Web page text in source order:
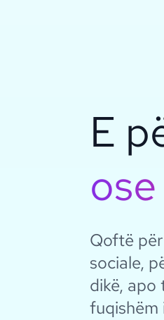
E
Qoftë
sociale,
dikë, apo
fuqishëm